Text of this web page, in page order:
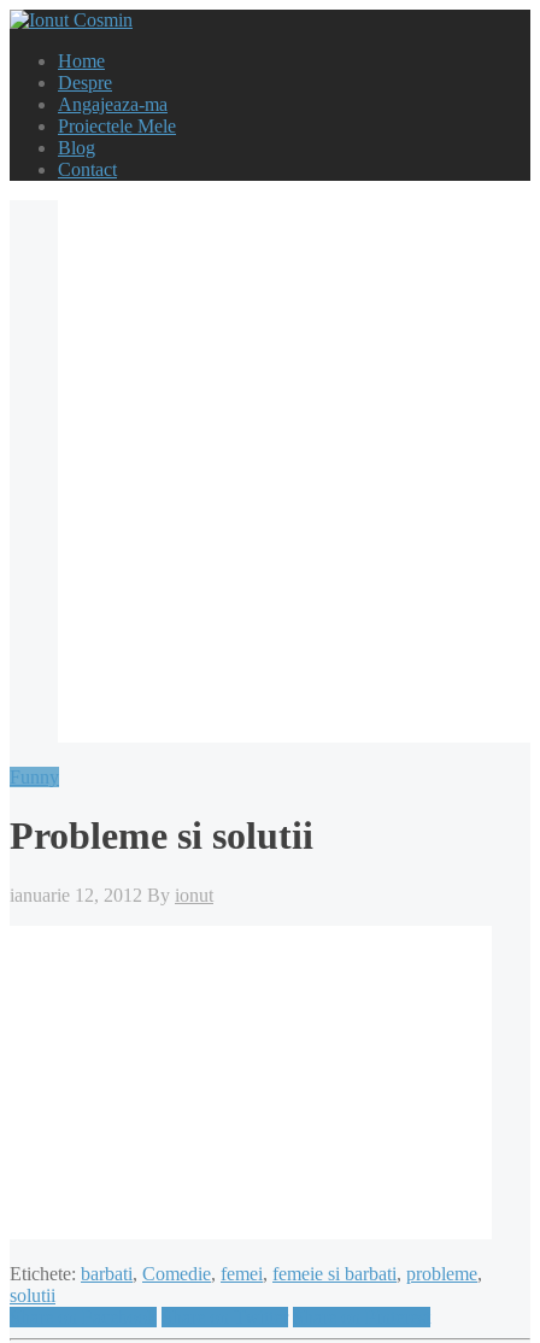
Home
Despre
Angajeaza-ma
Proiectele Mele
Blog
Contact
Funny
Probleme si solutii
ianuarie 12, 2012 By ionut
Etichete: barbati, Comedie, femei, femeie si barbati, probleme,
solutii